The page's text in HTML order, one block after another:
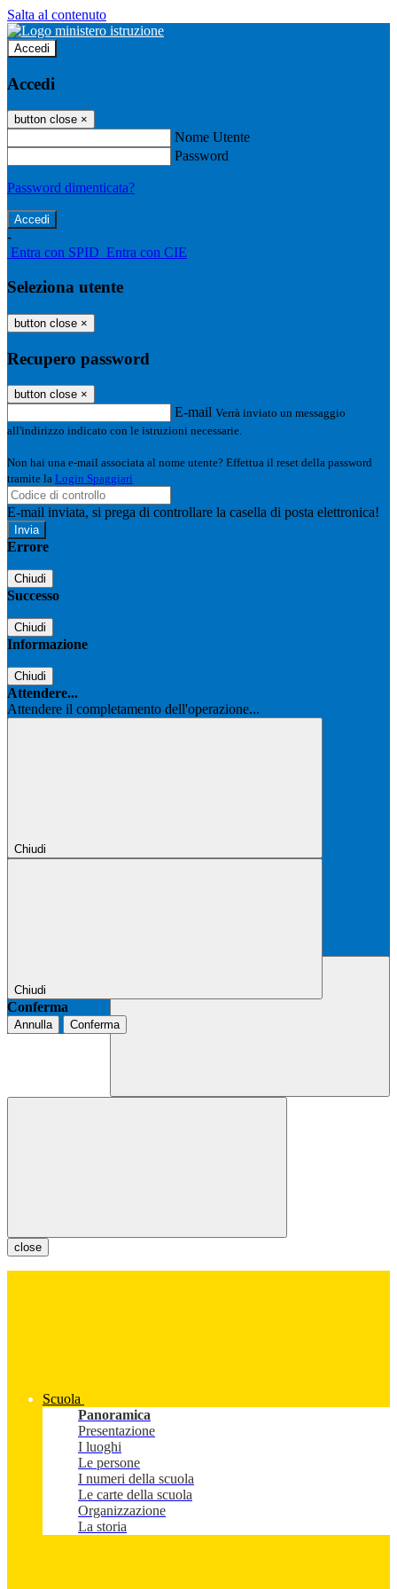
Salta al contenuto
Accedi
Accedi
button close ×
Nome Utente
Password
Password dimenticata?
-
Entra con SPID Entra con CIE
Seleziona utente
button close ×
Recupero password
button close ×
E-mail Verrà inviato un messaggio
all'indirizzo indicato con le istruzioni necessarie.
Non hai una e-mail associata al nome utente? Effettua il reset della password
tramite la Login Spaggiari
E-mail inviata, si prega di controllare la casella di posta elettronica!
Errore
Chiudi
Successo
Chiudi
Informazione
Chiudi
Attendere...
Attendere il completamento dell'operazione...
Chiudi
Chiudi
Conferma
Annulla Conferma
close
Scuola
Panoramica
Presentazione
I luoghi
Le persone
I numeri della scuola
Le carte della scuola
Organizzazione
La storia